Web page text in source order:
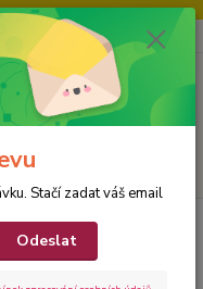
Menu
Steel 11
Steel
Stačí zadat váš email
Odeslat